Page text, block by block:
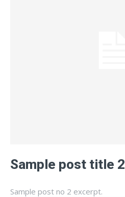
Sample post title 2
Sample post no 2 excerpt.